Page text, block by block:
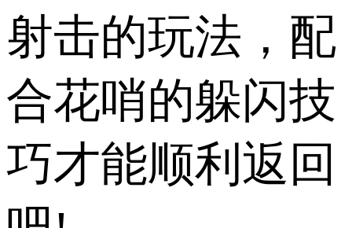
射击的玩法，配
合花哨的躲闪技
巧才能顺利返回